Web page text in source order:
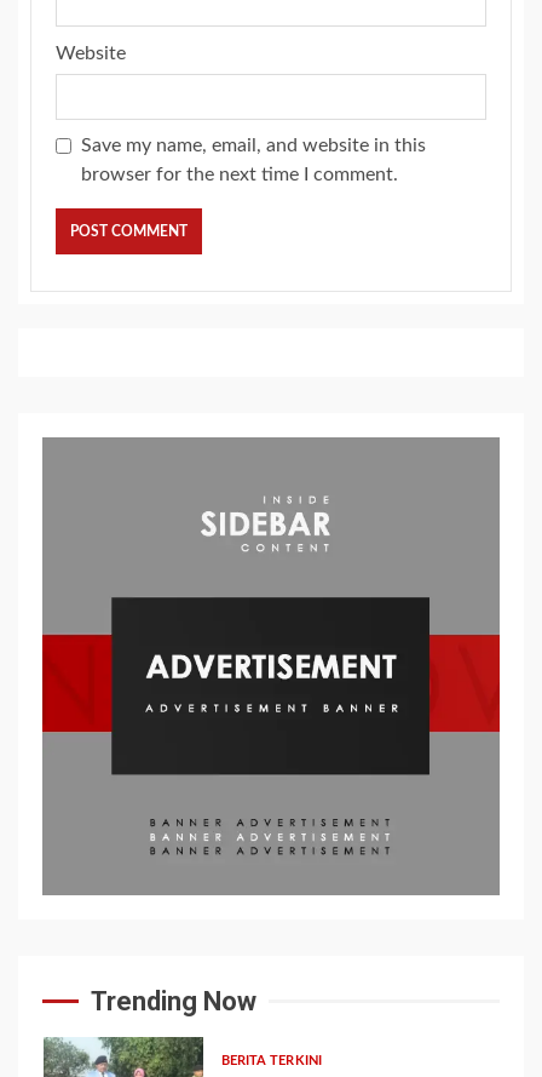
Website
Save my name, email, and website in this
browser for the next time I comment.
Trending Now
BERITA TERKINI